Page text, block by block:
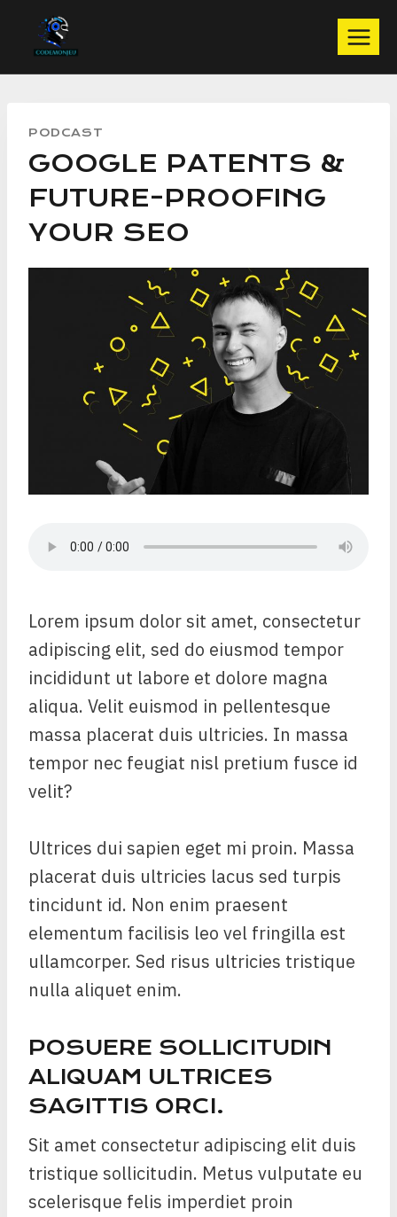
contenu
PODCAST
GOOGLE PATENTS &
FUTURE-PROOFING
YOUR SEO
Lorem ipsum dolor sit amet, consectetur
adipiscing elit, sed do eiusmod tempor
incididunt ut labore et dolore magna
aliqua. Velit euismod in pellentesque
massa placerat duis ultricies. In massa
tempor nec feugiat nisl pretium fusce id
velit?
Ultrices dui sapien eget mi proin. Massa
placerat duis ultricies lacus sed turpis
tincidunt id. Non enim praesent
elementum facilisis leo vel fringilla est
ullamcorper. Sed risus ultricies tristique
nulla aliquet enim.
POSUERE SOLLICITUDIN
ALIQUAM ULTRICES
SAGITTIS ORCI.
Sit amet consectetur adipiscing elit duis
tristique sollicitudin. Metus vulputate eu
scelerisque felis imperdiet proin